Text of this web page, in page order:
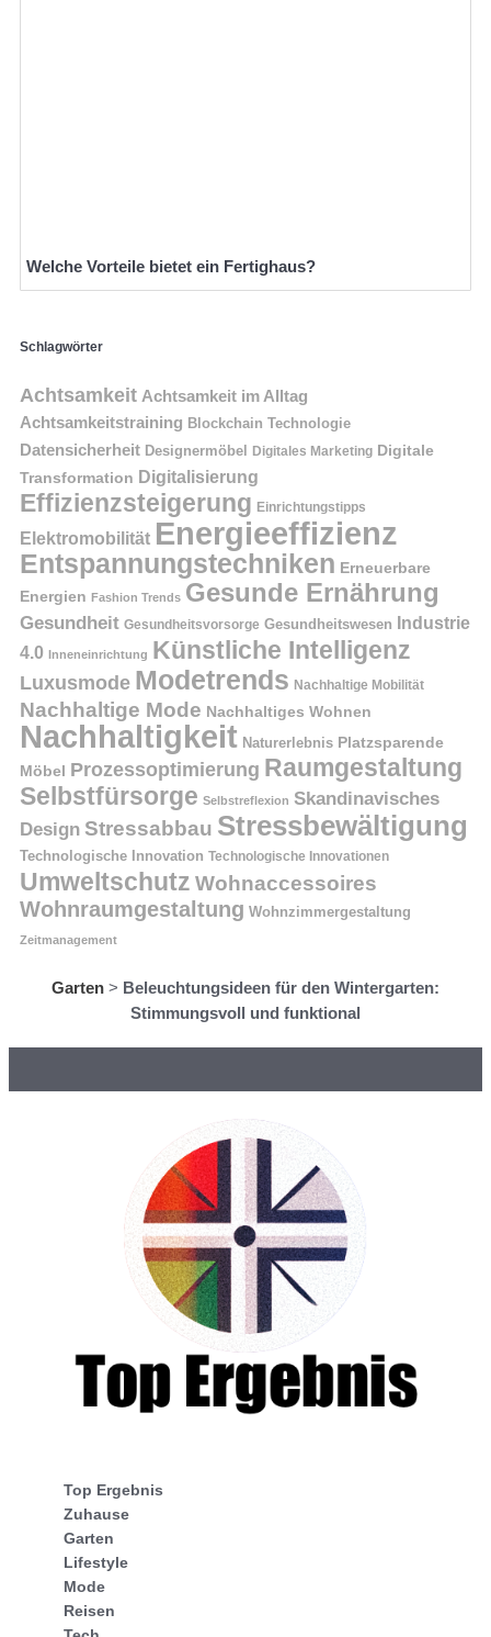
Welche Vorteile bietet ein Fertighaus?
Schlagwörter
Achtsamkeit Achtsamkeit im Alltag
Achtsamkeitstraining Blockchain Technologie
Datensicherheit Designermöbel Digitales Marketing Digitale
Transformation Digitalisierung
Effizienzsteigerung Einrichtungstipps
Elektromobilität Energieeffizienz
Entspannungstechniken Erneuerbare
Energien Fashion Trends Gesunde Ernährung
Gesundheit Gesundheitsvorsorge Gesundheitswesen Industrie
4.0
Inneneinrichtung Künstliche Intelligenz
Luxusmode Modetrends Nachhaltige Mobilität
Nachhaltige Mode Nachhaltiges Wohnen
Nachhaltigkeit Naturerlebnis Platzsparende
Möbel
Prozessoptimierung Raumgestaltung
Selbstfürsorge Selbstreflexion Skandinavisches
Design Stressabbau Stressbewältigung
Technologische Innovation Technologische Innovationen
Umweltschutz Wohnaccessoires
Wohnraumgestaltung Wohnzimmergestaltung
Zeitmanagement
Garten > Beleuchtungsideen für den Wintergarten:
Stimmungsvoll und funktional
Top Ergebnis
Zuhause
Garten
Lifestyle
Mode
Reisen